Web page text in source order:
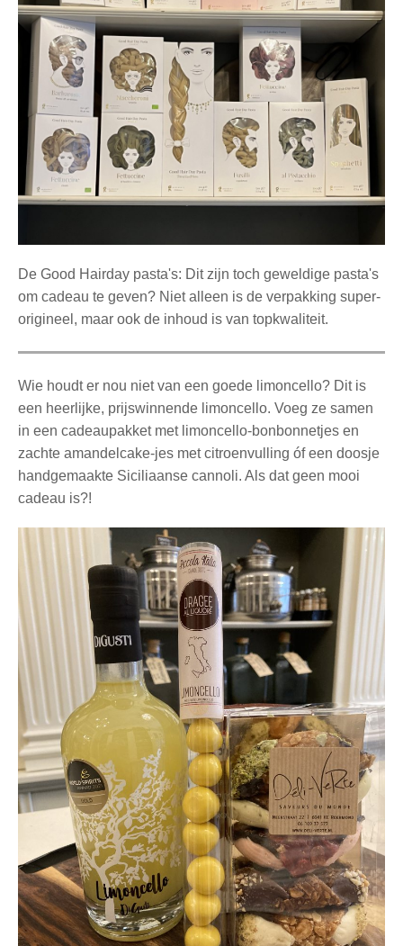
De Good Hairday pasta's: Dit zijn toch geweldige pasta's
om cadeau te geven? Niet alleen is de verpakking super-
origineel, maar ook de inhoud is van topkwaliteit.
Wie houdt er nou niet van een goede limoncello? Dit is
een heerlijke, prijswinnende limoncello. Voeg ze samen
in een cadeaupakket met limoncello-bonbonnetjes en
zachte amandelcake-jes met citroenvulling óf een doosje
handgemaakte Siciliaanse cannoli. Als dat geen mooi
cadeau is?!